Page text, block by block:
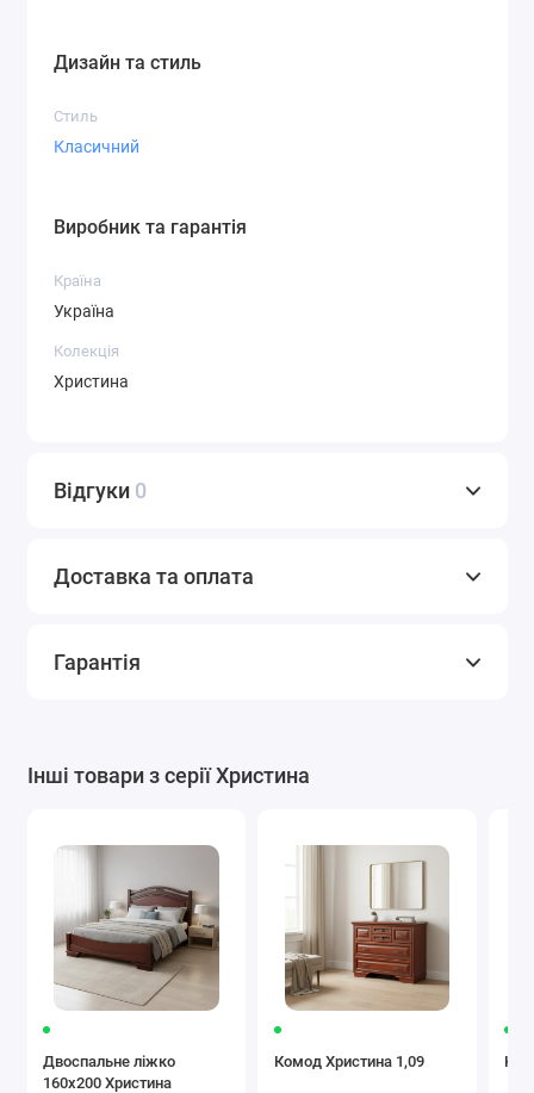
Дизайн та стиль
Стиль
Класичний
Виробник та гарантія
Країна
Україна
Колекція
Христина
Відгуки 0
Доставка та оплата
Гарантія
Інші товари з серії Христина
Двоспальне ліжко
160x200 Христина
Комод Христина 1,09